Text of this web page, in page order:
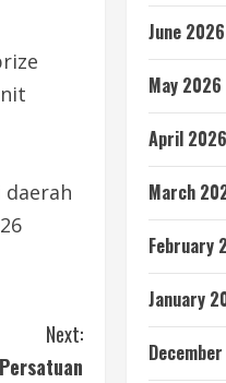
daerah
Next:
June 2026
May 2026
April 2026
March
February
January